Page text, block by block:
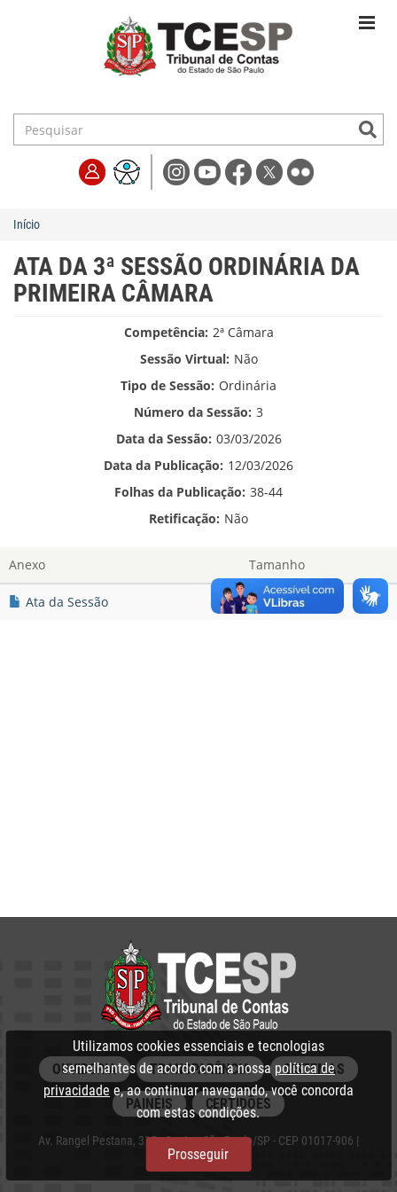
Início
ATA DA 3ª SESSÃO ORDINÁRIA DA
PRIMEIRA CÂMARA
Competência: 2ª Câmara
Sessão Virtual: Não
Tipo de Sessão: Ordinária
Número da Sessão: 3
Data da Sessão: 03/03/2026
Data da Publicação: 12/03/2026
Folhas da Publicação: 38-44
Retificação: Não
Anexo Tamanho
Ata da Sessão 612.84 KB
OUVIDORIA TRANSPARÊNCIA SISTEMAS
PAINÉIS CERTIDÕES
Av. Rangel Pestana, 315 - Centro, São Paulo/SP - CEP 01017-906 |
PABX: 3292‑3266
Utilizamos cookies essenciais e tecnologias
semelhantes de acordo com a nossa política de
privacidade e, ao continuar navegando, você concorda
com estas condições.
Prosseguir